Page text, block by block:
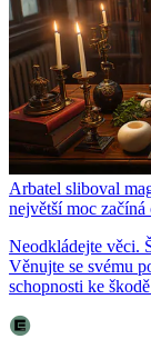
Arbatel sliboval
největší moc začíná
Neodkládejte věci.
Věnujte se svému
schopnosti ke